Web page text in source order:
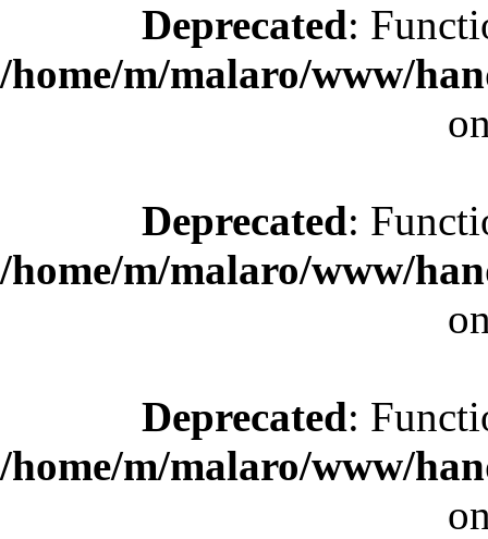
Deprecated:
/home/m/malaro/www/
Deprecated:
/home/m/malaro/www/
Deprecated:
/home/m/malaro/www/